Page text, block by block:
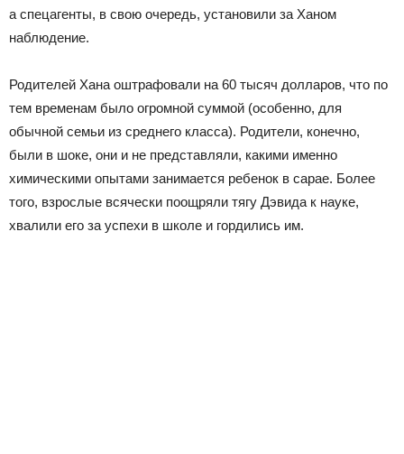
а спецагенты, в свою очередь, установили за Ханом
наблюдение.
Родителей Хана оштрафовали на 60 тысяч долларов, что по
тем временам было огромной суммой (особенно, для
обычной семьи из среднего класса). Родители, конечно,
были в шоке, они и не представляли, какими именно
химическими опытами занимается ребенок в сарае. Более
того, взрослые всячески поощряли тягу Дэвида к науке,
хвалили его за успехи в школе и гордились им.